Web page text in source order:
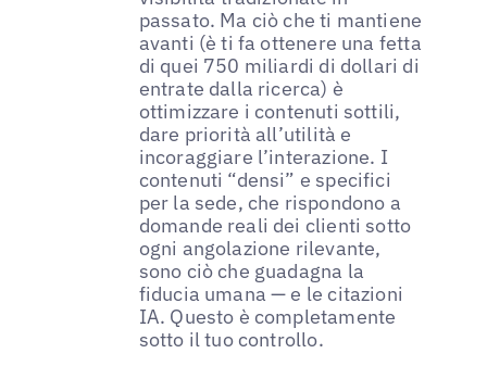
passato. Ma ciò che ti mantiene
avanti (è ti fa ottenere una fetta
di quei 750 miliardi di dollari di
entrate dalla ricerca) è
ottimizzare i contenuti sottili,
dare priorità all’utilità e
incoraggiare l’interazione. I
contenuti “densi” e specifici
per la sede, che rispondono a
domande reali dei clienti sotto
ogni angolazione rilevante,
sono ciò che guadagna la
fiducia umana — e le citazioni
IA. Questo è completamente
sotto il tuo controllo.